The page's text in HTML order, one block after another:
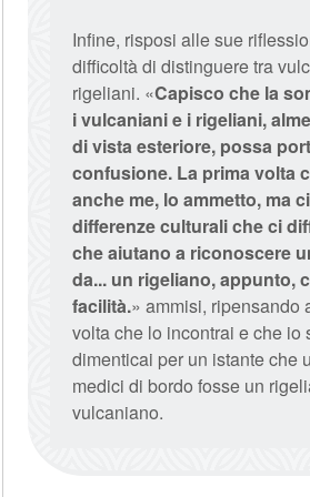
Infine, risposi alle sue
difficoltà di distinguere tra
rigeliani. «Capisco che la
i vulcaniani e i rigeliani,
di vista esteriore, possa
confusione. La prima volta
anche me, lo ammetto, ma
differenze culturali che ci
che aiutano a riconoscere
da... un rigeliano, appunto,
facilità.» ammisi, ripensando
volta che lo incontrai e che io
dimenticai per un istante che
medici di bordo fosse un
vulcaniano.